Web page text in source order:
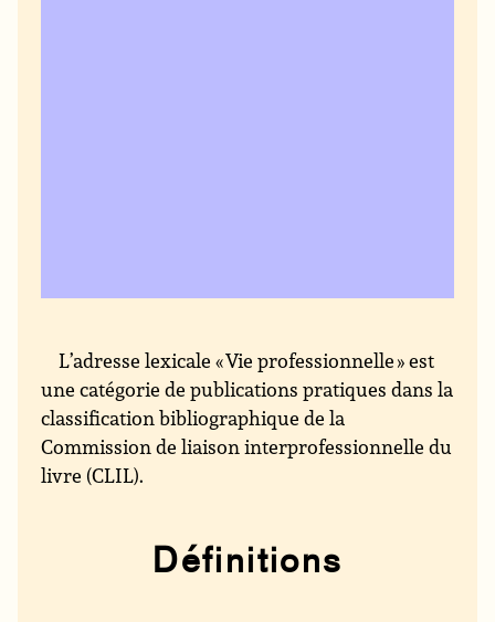
L’adresse lexicale « Vie professionnelle » est
une catégorie de publications pratiques dans la
classification bibliographique de la
Commission de liaison interprofessionnelle du
livre (CLIL).
Définitions